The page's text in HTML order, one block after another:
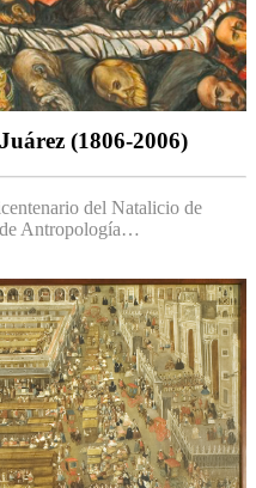
(1806-2006)
del Natalicio de
Antropología…